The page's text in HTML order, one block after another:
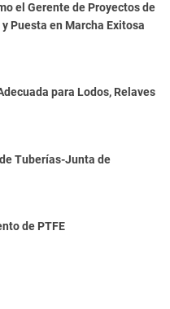
el Gerente de Proyectos de
Puesta en Marcha Exitosa
para Lodos, Relaves
Tuberías-Junta de
de PTFE